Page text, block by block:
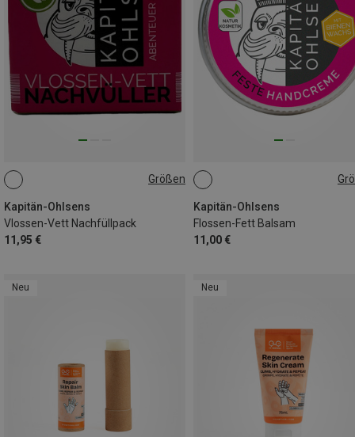
Größen
Kapitän-Ohlsens
Vlossen-Vett Nachfüllpack
11,95 €
18G
Kapitän-Ohlsens
Flossen-Fett Balsam
11,00 €
18G
Neu Neu